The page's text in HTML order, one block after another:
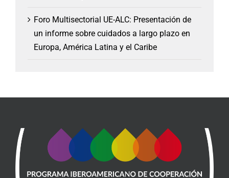
Foro Multisectorial UE-ALC: Presentación de
un informe sobre cuidados a largo plazo en
Europa, América Latina y el Caribe